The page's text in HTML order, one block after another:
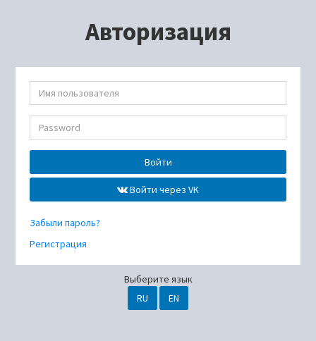
Авторизация
Войти
Войти через VK
Забыли пароль?
Регистрация
Выберите язык